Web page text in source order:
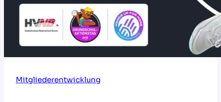
Mitgliederentwicklung